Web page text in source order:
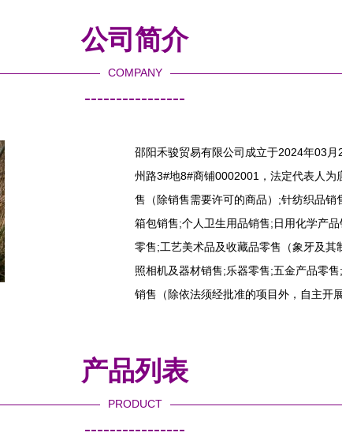
公司简介
COMPANY
----------------
邵阳禾骏贸易有限公司成立于2024年03
州路3#地8#商铺0002001，法定代表人
售（除销售需要许可的商品）;针纺织品
箱包销售;个人卫生用品销售;日用化学产
零售;工艺美术品及收藏品零售（象牙及
照相机及器材销售;乐器零售;五金产品零
销售（除依法须经批准的项目外，自主开
产品列表
PRODUCT
----------------